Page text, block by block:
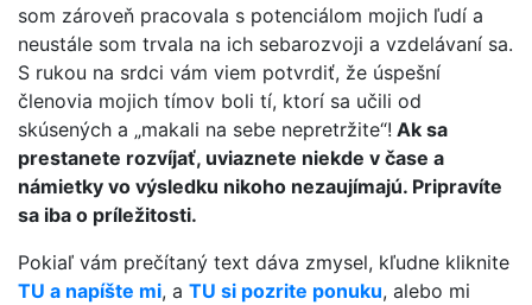
som zároveň pracovala s potenciálom mojich ľudí a
neustále som trvala na ich sebarozvoji a vzdelávaní sa.
S rukou na srdci vám viem potvrdiť, že úspešní
členovia mojich tímov boli tí, ktorí sa učili od
skúsených a „makali na sebe nepretržite“! Ak sa
prestanete rozvíjať, uviaznete niekde v čase a
námietky vo výsledku nikoho nezaujímajú. Pripravíte
sa iba o príležitosti.
Pokiaľ vám prečítaný text dáva zmysel, kľudne kliknite
TU a napíšte mi, a TU si pozrite ponuku, alebo mi